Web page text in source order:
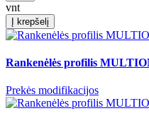
vnt
Į krepšelį
Rankenėlės profilis
Prekės modifikacijos